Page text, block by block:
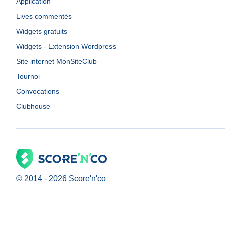
Lives commentés
Widgets gratuits
Widgets - Extension Wordpress
Site internet MonSiteClub
Tournoi
Convocations
Clubhouse
© 2014 - 2026 Score'n'co